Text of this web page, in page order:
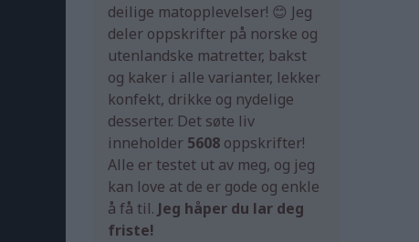
deilige matopplevelser! 😊 Jeg
deler oppskrifter på norske og
utenlandske matretter, bakst
og kaker i alle varianter, lekker
konfekt, drikke og nydelige
desserter. Det søte liv
inneholder 5608 oppskrifter!
Alle er testet ut av meg, og jeg
kan love at de er gode og enkle
å få til. Jeg håper du lar deg
friste!